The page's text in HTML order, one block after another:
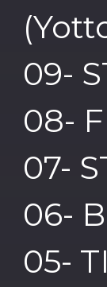
09-
08-
07-
06-
05-